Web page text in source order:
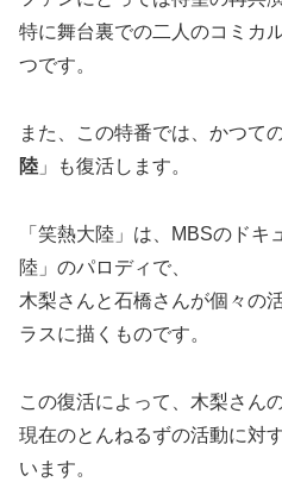
特に舞台裏での二人のコミカ
つです。
また、この特番では、かつて
陸 」も復活します。
「笑熱大陸」は、MBSのド
陸」のパロディで、
木梨さんと石橋さんが個々の
ラスに描くものです。
この復活によって、木梨さん
現在のとんねるずの活動に対
います。